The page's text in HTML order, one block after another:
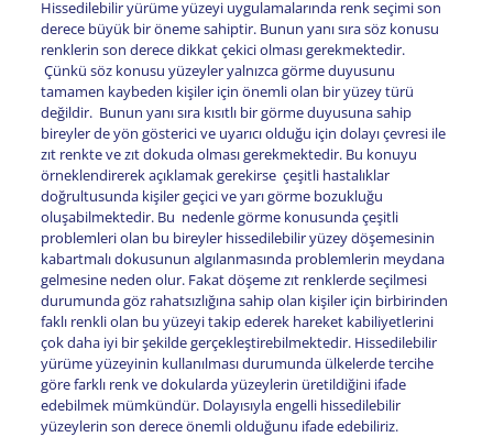
Hissedilebilir yürüme yüzeyi uygulamalarında renk seçimi son
derece büyük bir öneme sahiptir. Bunun yanı sıra söz konusu
renklerin son derece dikkat çekici olması gerekmektedir.
Çünkü söz konusu yüzeyler yalnızca görme duyusunu
tamamen kaybeden kişiler için önemli olan bir yüzey türü
değildir. Bunun yanı sıra kısıtlı bir görme duyusuna sahip
bireyler de yön gösterici ve uyarıcı olduğu için dolayı çevresi ile
zıt renkte ve zıt dokuda olması gerekmektedir. Bu konuyu
örneklendirerek açıklamak gerekirse çeşitli hastalıklar
doğrultusunda kişiler geçici ve yarı görme bozukluğu
oluşabilmektedir. Bu nedenle görme konusunda çeşitli
problemleri olan bu bireyler hissedilebilir yüzey döşemesinin
kabartmalı dokusunun algılanmasında problemlerin meydana
gelmesine neden olur. Fakat döşeme zıt renklerde seçilmesi
durumunda göz rahatsızlığına sahip olan kişiler için birbirinden
faklı renkli olan bu yüzeyi takip ederek hareket kabiliyetlerini
çok daha iyi bir şekilde gerçekleştirebilmektedir. Hissedilebilir
yürüme yüzeyinin kullanılması durumunda ülkelerde tercihe
göre farklı renk ve dokularda yüzeylerin üretildiğini ifade
edebilmek mümkündür. Dolayısıyla engelli hissedilebilir
yüzeylerin son derece önemli olduğunu ifade edebiliriz.